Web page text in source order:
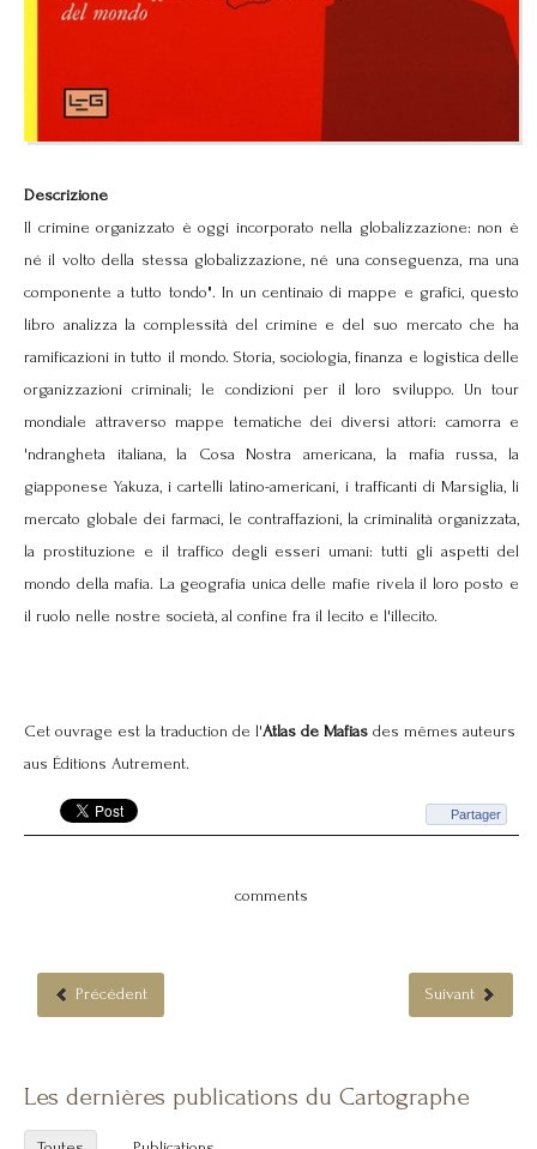
Descrizione
Il crimine organizzato è oggi incorporato nella globalizzazione: non è
né il volto della stessa globalizzazione, né una conseguenza, ma una
componente a tutto tondo". In un centinaio di mappe e grafici, questo
libro analizza la complessità del crimine e del suo mercato che ha
ramificazioni in tutto il mondo. Storia, sociologia, finanza e logistica delle
organizzazioni criminali; le condizioni per il loro sviluppo. Un tour
mondiale attraverso mappe tematiche dei diversi attori: camorra e
'ndrangheta italiana, la Cosa Nostra americana, la mafia russa, la
giapponese Yakuza, i cartelli latino-americani, i trafficanti di Marsiglia, li
mercato globale dei farmaci, le contraffazioni, la criminalità organizzata,
la prostituzione e il traffico degli esseri umani: tutti gli aspetti del
mondo della mafia. La geografia unica delle mafie rivela il loro posto e
il ruolo nelle nostre società, al confine fra il lecito e l'illecito.
Cet ouvrage est la traduction de l'Atlas de Mafias des mêmes auteurs
aus Éditions Autrement.
Partager
comments
Précédent Suivant
Les dernières publications du Cartographe